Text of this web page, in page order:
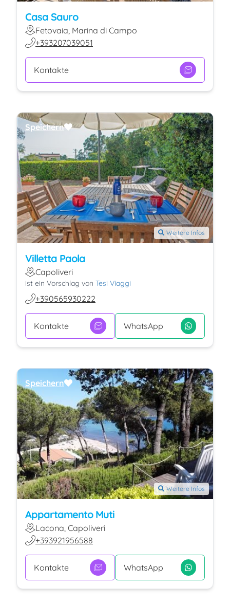
Casa Sauro
Fetovaia, Marina di Campo
+393207039051
Kontakte
Weitere Infos
Villetta Paola
Capoliveri
ist ein Vorschlag von Tesi Viaggi
+390565930222
Kontakte WhatsApp
Speichern
Weitere Infos
Appartamento Muti
Lacona, Capoliveri
+393921956588
Kontakte WhatsApp
Speichern